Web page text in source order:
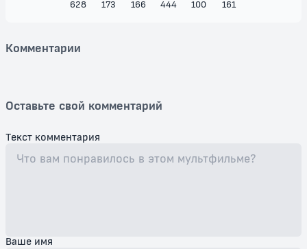
628 173 166 444 100 161
Комментарии
Оставьте свой комментарий
Текст комментария
Ваше имя